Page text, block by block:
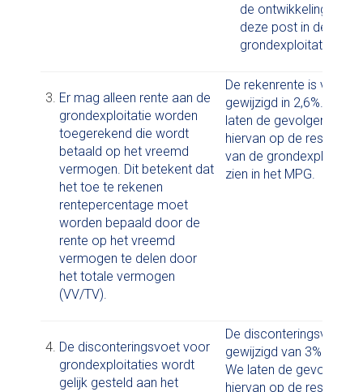
de ontwikkeling van
deze post in de
grondexploitatie.
Er mag alleen rente aan de
grondexploitatie worden
toegerekend die wordt
betaald op het vreemd
vermogen. Dit betekent dat
het toe te rekenen
rentepercentage moet
worden bepaald door de
rente op het vreemd
vermogen te delen door
het totale vermogen
(VV/TV).
De rekenrente is van 3%
gewijzigd in 2,6%. We
laten de gevolgen
hiervan op de resultaten
van de
zien in het MPG.
De disconteringsvoet voor
grondexploitaties wordt
gelijk gesteld aan het
De disconteringsvoet is
gewijzigd van 3% in 2%.
We laten de gevolgen
hiervan op de resultaten